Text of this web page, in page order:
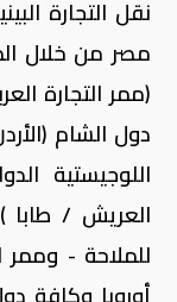
نقل التجارة
مصر من خلال
(ممر التجارة
دول الشام
اللوجيستية
العريش / طابا
للملاحة - وممر